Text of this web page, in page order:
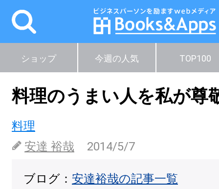
ショップ 今週の人気 TOP100
料理のうまい人を私が尊
料理
安達 裕哉
2014/5/7
ブログ： 安達裕哉の記事一覧